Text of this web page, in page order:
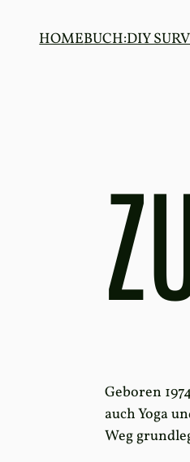
InhaltHOMEBUCH:DIY
Geboren
auch Yoga
Weg